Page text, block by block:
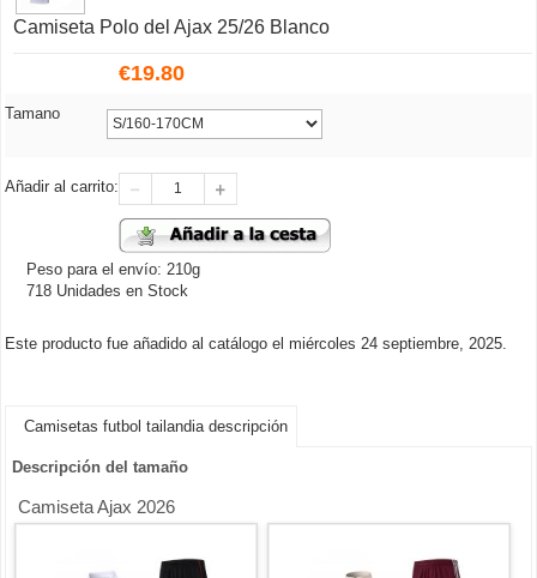
Camiseta Polo del Ajax 25/26 Blanco
€19.80
Tamano
Añadir al carrito:
Peso para el envío: 210g
718 Unidades en Stock
Este producto fue añadido al catálogo el miércoles 24 septiembre, 2025.
Camisetas futbol tailandia descripción
Descripción del tamaño
Camiseta Ajax 2026